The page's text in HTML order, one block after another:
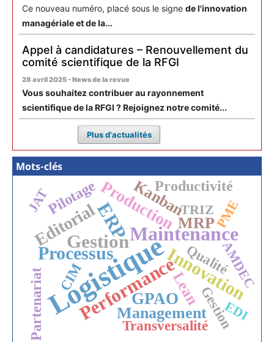
Ce nouveau numéro, placé sous le signe de l'innovation
managériale et de la...
Appel à candidatures – Renouvellement du
comité scientifique de la RFGI
28 avril 2025 - News de la revue
Vous souhaitez contribuer au rayonnement
scientifique de la RFGI ? Rejoignez notre comité...
Plus d'actualités
Mots-clés
LogistiqueMaintenance
Gestion
ERP
Performance
Processus Innovation
Editorial
GPAO
Production
Kanban
MRP
Management
Lean
Productivité
Partenariat
Pilotage
CIM
Gestion
Qualité
Transversalité
TRIZPME
EDI
JAT
AMDEC